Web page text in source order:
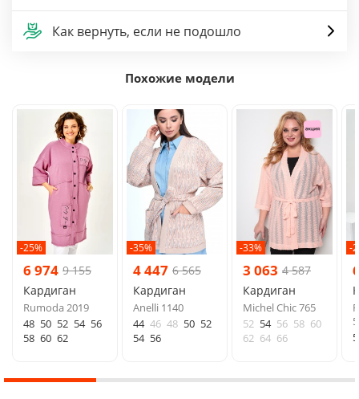
Как вернуть, если не подошло
Похожие модели
-25%
6 974 9 155
Кардиган
Rumoda 2019
48 50 52 54 56
58 60 62
-35%
4 447 6 565
Кардиган
Anelli 1140
44 46 48 50 52
54 56
-33%
3 063 4 587
Кардиган
Michel Chic 765
52 54 56 58 60
62 64 66
-